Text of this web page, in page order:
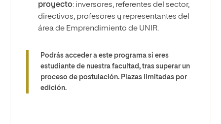
proyecto: inversores, referentes del sector,
directivos, profesores y representantes del
área de Emprendimiento de UNIR.
Podrás acceder a este programa si eres
estudiante de nuestra facultad, tras superar un
proceso de postulación. Plazas limitadas por
edición.